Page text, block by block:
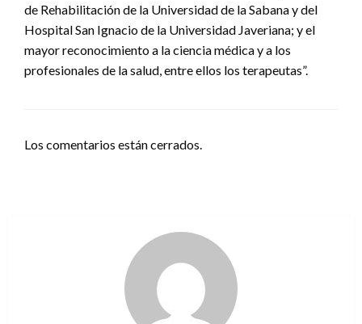
de Rehabilitación de la Universidad de la Sabana y del
Hospital San Ignacio de la Universidad Javeriana; y el
mayor reconocimiento a la ciencia médica y a los
profesionales de la salud, entre ellos los terapeutas”.
Los comentarios están cerrados.